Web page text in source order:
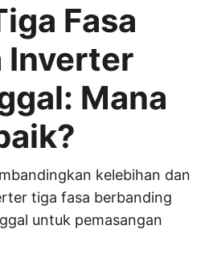
Fasa
Inverter
Mana
kelebihan dan
tiga fasa berbanding
untuk pemasangan